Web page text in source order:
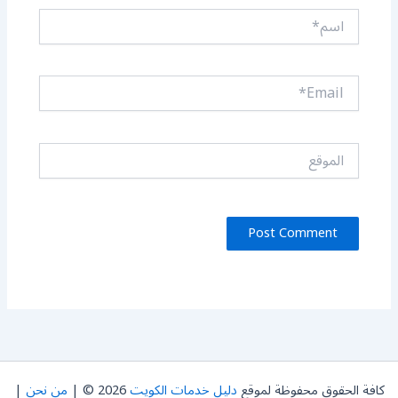
اسم*
Email*
الموقع
كافة الحقوق محفوظة لموقعدليل خدمات الكويت2026 © | من نحن |